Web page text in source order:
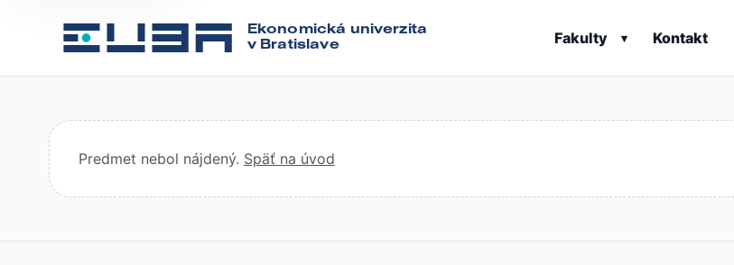
Ekonomická univerzita
v Bratislave
Fakulty ▾ Kontakt
Predmet nebol nájdený. Späť na úvod